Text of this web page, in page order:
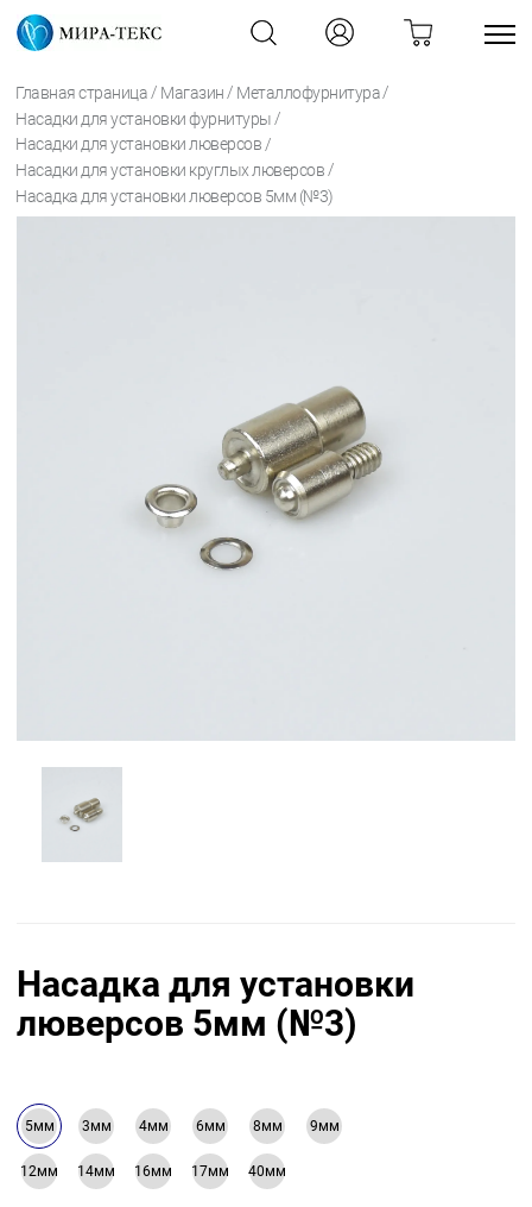
Главная страница / Магазин / Металлофурнитура /
Насадки для установки фурнитуры /
Насадки для установки люверсов /
Насадки для установки круглых люверсов/
Насадка для установки люверсов 5мм (№3)
Насадка для установки
люверсов 5мм (№3)
5мм 3мм 4мм 6мм 8мм 9мм
12мм 14мм 16мм 17мм 40мм